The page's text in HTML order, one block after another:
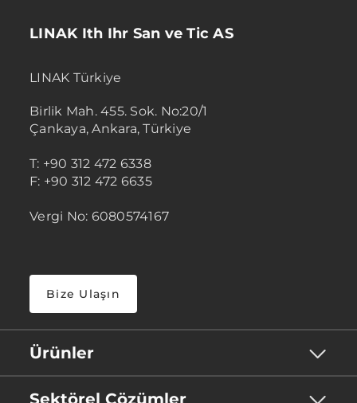
LINAK Ith Ihr San ve Tic AS
LINAK Türkiye
Birlik Mah. 455. Sok. No:20/1
Çankaya, Ankara, Türkiye
T: +90 312 472 6338
F: +90 312 472 6635
Vergi No: 6080574167
Bize Ulaşın
Ürünler